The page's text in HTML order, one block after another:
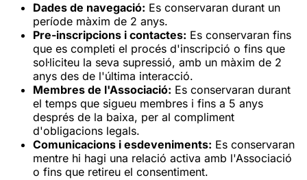
Dades de navegació: Es conservaran durant un
període màxim de 2 anys.
Pre-inscripcions i contactes: Es conservaran fins
que es completi el procés d'inscripció o fins que
sol·liciteu la seva supressió, amb un màxim de 2
anys des de l'última interacció.
Membres de l'Associació: Es conservaran durant
el temps que sigueu membres i fins a 5 anys
després de la baixa, per al compliment
d'obligacions legals.
Comunicacions i esdeveniments: Es conservaran
mentre hi hagi una relació activa amb l'Associació
o fins que retireu el consentiment.